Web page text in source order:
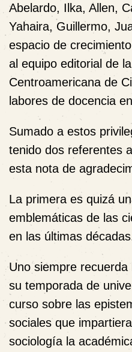
Abelardo, Ilka, Allen,
Yahaira, Guillermo,
espacio de
al equipo editorial de
Centroamericana de
labores de docencia
Sumado a estos
tenido dos referentes
esta nota de
La primera es quizá
emblemáticas de las
en las últimas
Uno siempre
su temporada de
curso sobre las
sociales que
sociología la